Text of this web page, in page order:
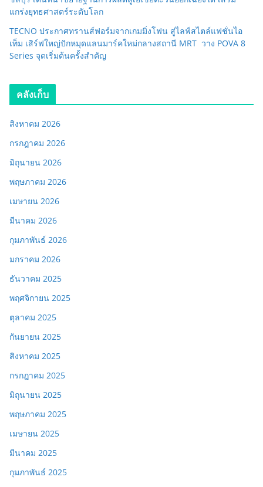
แกร่งยุทธศาสตร์ระดับโลก
TECNO ประกาศทรานส์ฟอร์มจากเกมมิ่งโฟน สู่ไลฟ์สไตล์แฟชั่นไอ
เท็ม เสิร์ฟใหญ่ปักหมุดแลนมาร์คใหม่กลางสถานี MRT วาง POVA 8
Series จุดเริ่มต้นครั้งสำคัญ
คลังเก็บ
สิงหาคม 2026
กรกฎาคม 2026
มิถุนายน 2026
พฤษภาคม 2026
เมษายน 2026
มีนาคม 2026
กุมภาพันธ์ 2026
มกราคม 2026
ธันวาคม 2025
พฤศจิกายน 2025
ตุลาคม 2025
กันยายน 2025
สิงหาคม 2025
กรกฎาคม 2025
มิถุนายน 2025
พฤษภาคม 2025
เมษายน 2025
มีนาคม 2025
กุมภาพันธ์ 2025